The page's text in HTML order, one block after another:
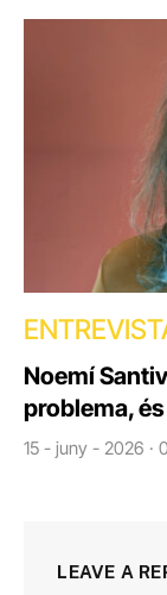
Noemí
problema,
15 - juny - 2026 ·
LEAVE A